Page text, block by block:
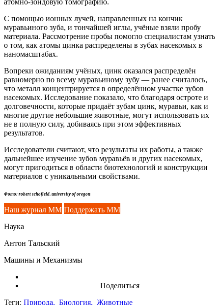
С помощью ионных лучей, направленных на кончик
муравьиного зуба, и тончайшей иглы, учёные взяли пробу
материала. Рассмотрение пробы помогло специалистам узнать
о том, как атомы цинка распределены в зубах насекомых в
наномасштабах.
Вопреки ожиданиям учёных, цинк оказался распределён
равномерно по всему муравьиному зубу — ранее считалось,
что металл концентрируется в определённом участке зубов
насекомых. Исследование показало, что благодаря остроте и
долговечности, которые придаёт зубам цинк, муравьи, как и
многие другие небольшие животные, могут использовать их
не в полную силу, добиваясь при этом эффективных
результатов.
Исследователи считают, что результаты их работы, а также
дальнейшее изучение зубов муравьёв и других насекомых,
могут пригодиться в области биотехнологий и конструкции
материалов с уникальными свойствами.
Фото: robert schofield, university of oregon
Наш журнал ММ Поддержать ММ
Наука
Антон Тальский
Машины и Механизмы
Поделиться
Теги: Природа, Биология, Животные